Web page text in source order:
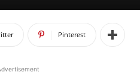
Pinterest